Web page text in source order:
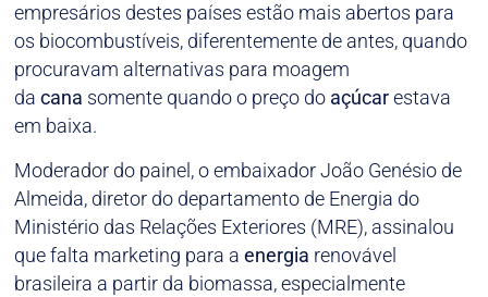
empresários destes países estão mais abertos para
os biocombustíveis, diferentemente de antes, quando
procuravam alternativas para moagem
dacana somente quando o preço do açúcarestava
em baixa.
Moderador do painel, o embaixador João Genésio de
Almeida, diretor do departamento de Energia do
Ministério das Relações Exteriores (MRE), assinalou
que falta marketing para aenergia renovável
brasileira a partir da biomassa, especialmente